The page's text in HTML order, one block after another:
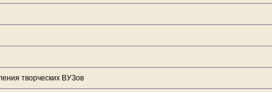
творческих ВУЗов